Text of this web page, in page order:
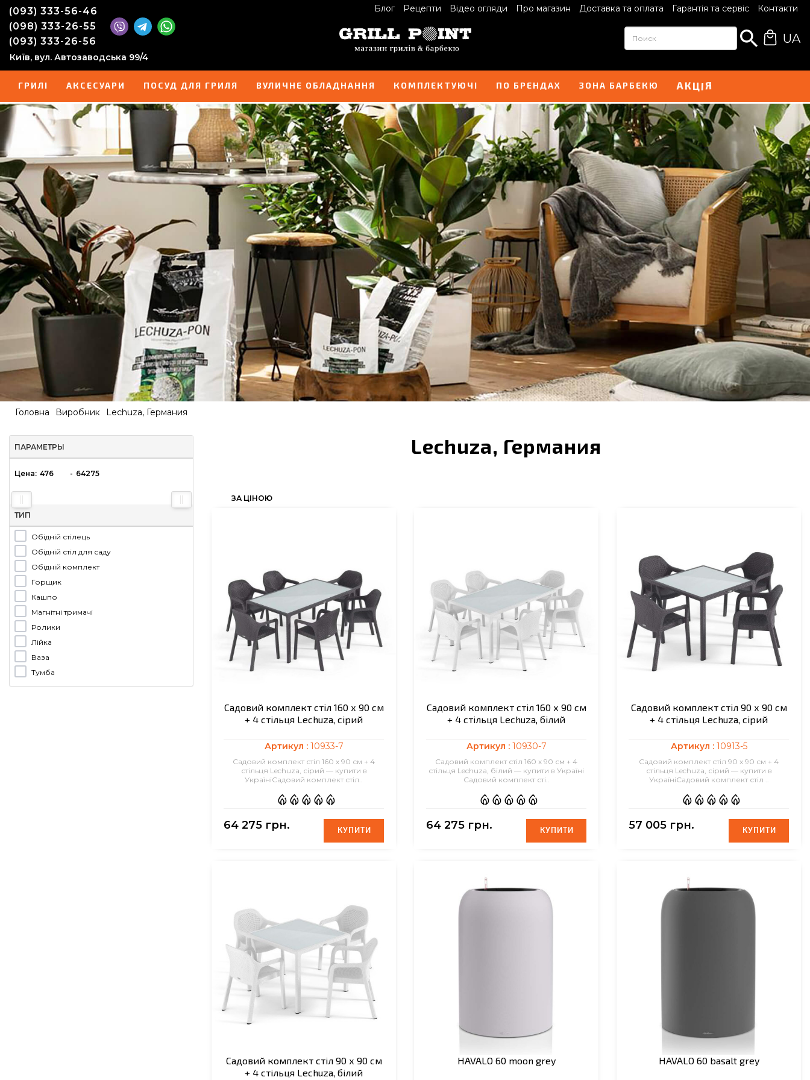
Блог Рецепти Відео огляди Про магазин Доставка та оплата Гарантія та сервіс Контакти
(093) 333-56-46
(098) 333-26-55
(093) 333-26-56
Київ, вул. Автозаводська 99/4
UA
ГРИЛІ АКСЕСУАРИ ПОСУД ДЛЯ ГРИЛЯ ВУЛИЧНЕ ОБЛАДНАННЯ КОМПЛЕКТУЮЧІ ПО БРЕНДАХ ЗОНА БАРБЕКЮ АКЦІЯ
Головна Виробник Lechuza, Германия
ПАРАМЕТРЫ
Цена: -
ТИП
Обідній стілець
Обідній стіл для саду
Обідній комплект
Горщик
Кашпо
Магнітні тримачі
Ролики
Лійка
Ваза
Тумба
Lechuza, Германия
ЗА ЦІНОЮ
Садовий комплект стіл 160 х 90 см
+ 4 стільця Lechuza, сірий
Артикул : 10933-7
Садовий комплект стіл 160 х 90 см + 4
стільця Lechuza, сірий — купити в
УкраїніСадовий комплект стіл..
64 275 грн. КУПИТИ
КУПИТИ
Садовий комплект стіл 160 х 90 см
+ 4 стільця Lechuza, білий
Артикул : 10930-7
Садовий комплект стіл 160 х 90 см + 4
стільця Lechuza, білий — купити в Україні
Садовий комплект сті..
64 275 грн. КУПИТИ
КУПИТИ
Садовий комплект стіл 90 х 90 см
+ 4 стільця Lechuza, сірий
Артикул : 10913-5
Садовий комплект стіл 90 х 90 см + 4
стільця Lechuza, сірий — купити в
УкраїніСадовий комплект стіл ..
57 005 грн. КУПИТИ
КУПИТИ
Садовий комплект стіл 90 х 90 см
+ 4 стільця Lechuza, білий
HAVALO 60 moon grey HAVALO 60 basalt grey